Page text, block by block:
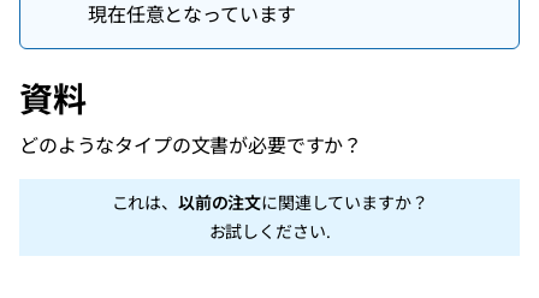
現在任意となっています
資料
どのようなタイプの文書が必要ですか？
これは、 以前の注文に関連していますか？
お試しください.